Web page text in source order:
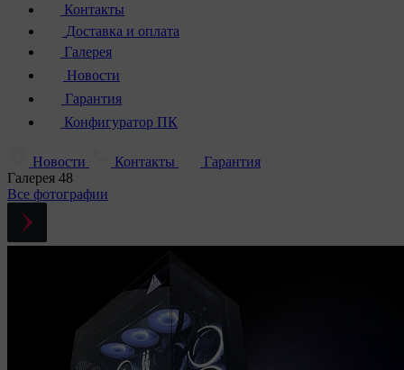
Контакты
Доставка и оплата
Галерея
Новости
Гарантия
Конфигуратор ПК
Новости Контакты
Гарантия
Галерея 48
Все фотографии